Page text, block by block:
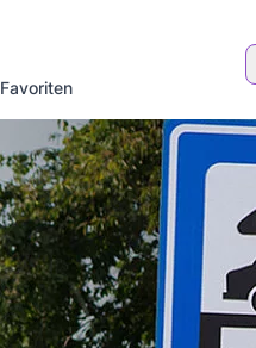
Favoriten